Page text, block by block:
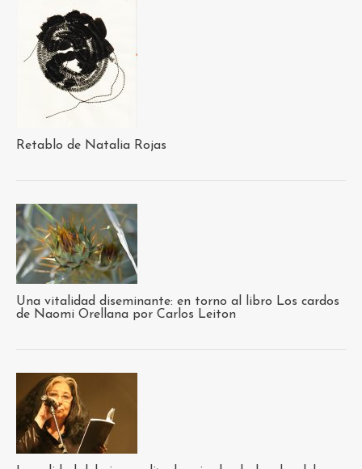
Retablo de Natalia Rojas
Una vitalidad diseminante: en torno al libro Los cardos
de Naomi Orellana por Carlos Leiton